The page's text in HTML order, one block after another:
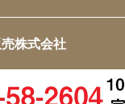
株式会社